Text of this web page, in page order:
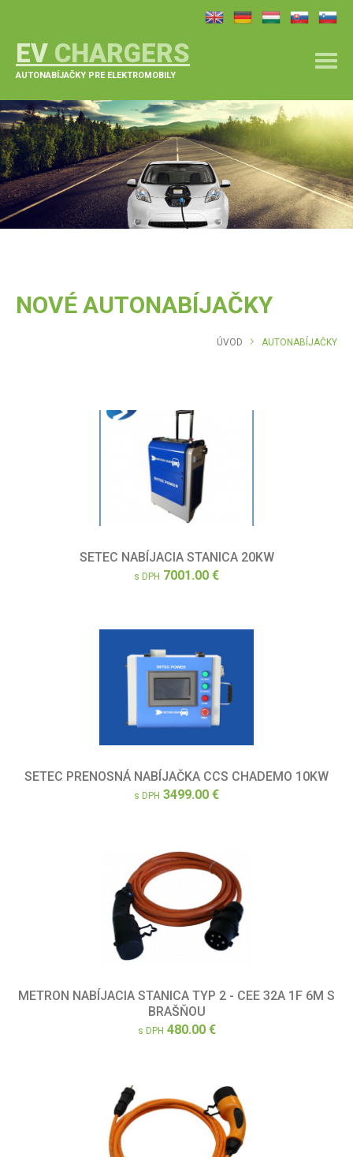
EV CHARGERS
AUTONABÍJAČKY PRE ELEKTROMOBILY
NOVÉ AUTONABÍJAČKY
ÚVOD AUTONABÍJAČKY
SETEC NABÍJACIA STANICA 20KW
s DPH 7001.00 €
SETEC PRENOSNÁ NABÍJAČKA CCS CHADEMO 10KW
s DPH 3499.00 €
METRON NABÍJACIA STANICA TYP 2 - CEE 32A 1F 6M S
BRAŠŇOU
s DPH 480.00 €